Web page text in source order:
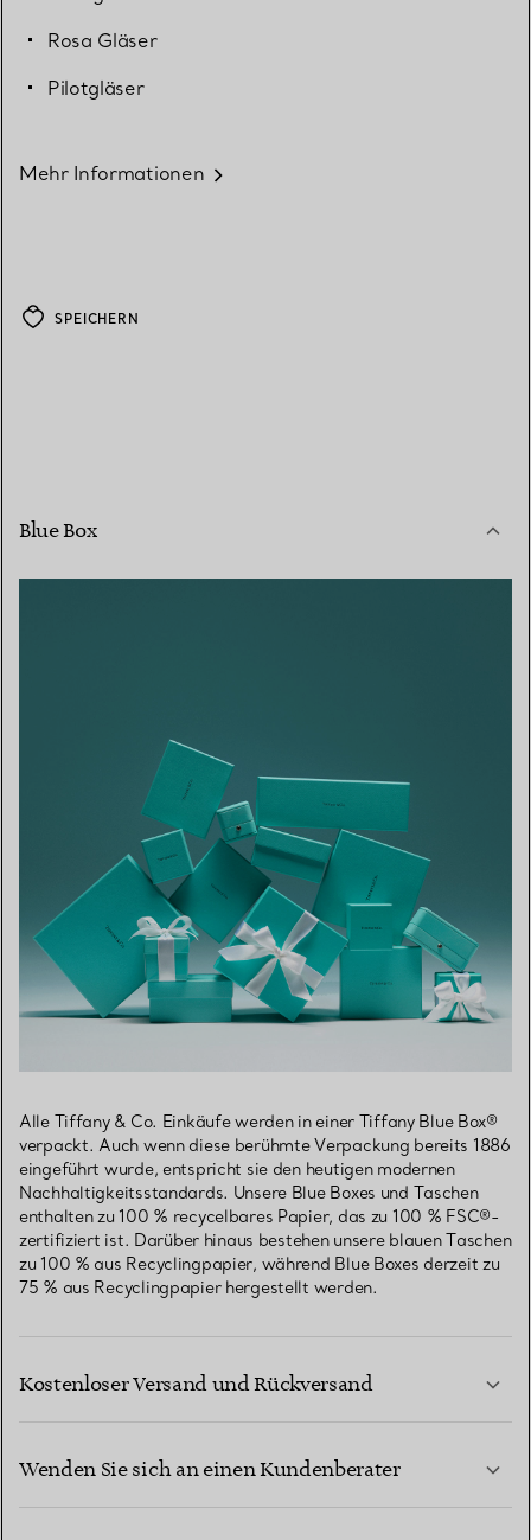
Rosa Gläser
Pilotgläser
Mehr Informationen
SPEICHERN
Blue Box
Alle Tiffany & Co. Einkäufe werden in einer Tiffany Blue Box®
verpackt. Auch wenn diese berühmte Verpackung bereits 1886
eingeführt wurde, entspricht sie den heutigen modernen
Nachhaltigkeitsstandards. Unsere Blue Boxes und Taschen
enthalten zu 100 % recycelbares Papier, das zu 100 % FSC®-
zertifiziert ist. Darüber hinaus bestehen unsere blauen Taschen
zu 100 % aus Recyclingpapier, während Blue Boxes derzeit zu
75 % aus Recyclingpapier hergestellt werden.
Kostenloser Versand und Rückversand
Wenden Sie sich an einen Kundenberater